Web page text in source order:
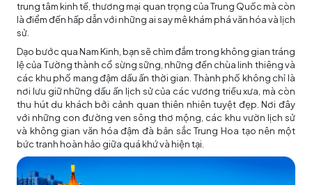
trung tâm kinh tế, thương mại quan trọng của Trung Quốc mà còn
là điểm đến hấp dẫn với những ai say mê khám phá văn hóa và lịch
sử.
Dạo bước qua Nam Kinh, bạn sẽ chìm đắm trong không gian tráng
lệ của Tường thành cổ sừng sững, những đền chùa linh thiêng và
các khu phố mang đậm dấu ấn thời gian. Thành phố không chỉ là
nơi lưu giữ những dấu ấn lịch sử của các vương triều xưa, mà còn
thu hút du khách bởi cảnh quan thiên nhiên tuyệt đẹp. Nơi đây
với những con đường ven sông thơ mộng, các khu vườn lịch sử
và không gian văn hóa đậm đà bản sắc Trung Hoa tạo nên một
bức tranh hoàn hảo giữa quá khứ và hiện tại.